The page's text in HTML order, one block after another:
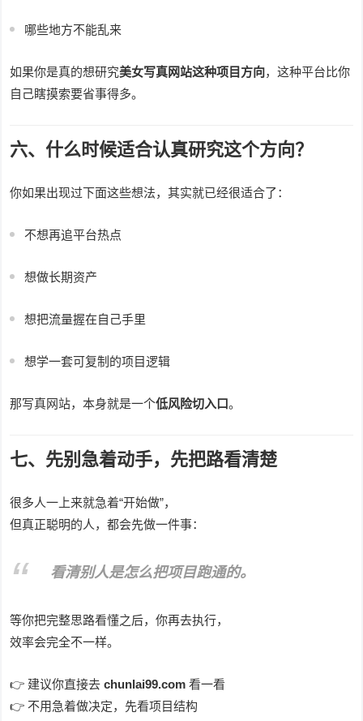
哪些地方不能乱来
如果你是真的想研究美女写真网站这种项目方向，这种平台比你
自己瞎摸索要省事得多。
六、什么时候适合认真研究这个方向？
你如果出现过下面这些想法，其实就已经很适合了：
不想再追平台热点
想做长期资产
想把流量握在自己手里
想学一套可复制的项目逻辑
那写真网站，本身就是一个低风险切入口。
七、先别急着动手，先把路看清楚
很多人一上来就急着“开始做”，
但真正聪明的人，都会先做一件事：
看清别人是怎么把项目跑通的。
等你把完整思路看懂之后，你再去执行，
效率会完全不一样。
👉 建议你直接去chunlai99.com 看一看
👉 不用急着做决定，先看项目结构